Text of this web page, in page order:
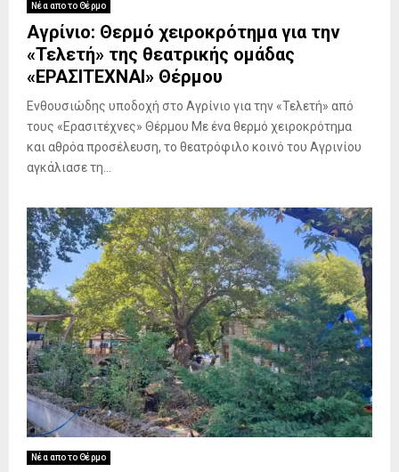
Νέα απο το Θέρμο
Αγρίνιο: Θερμό χειροκρότημα για την
«Τελετή» της θεατρικής ομάδας
«ΕΡΑΣΙΤΕΧΝΑΙ» Θέρμου
Ενθουσιώδης υποδοχή στο Αγρίνιο για την «Τελετή» από
τους «Ερασιτέχνες» Θέρμου Με ένα θερμό χειροκρότημα
και αθρόα προσέλευση, το θεατρόφιλο κοινό του Αγρινίου
αγκάλιασε τη...
Νέα απο το Θέρμο